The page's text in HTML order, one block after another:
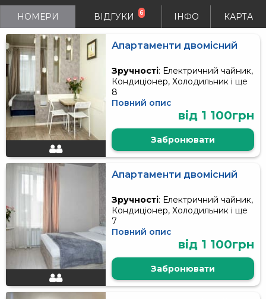
НОМЕРИ ВІДГУКИ 6 ІНФО КАРТА
Апартаменти двомісний
Зручності: Електричний чайник,
Кондиціонер, Холодильник і ще
8
Повний опис
від 1 100грн
Забронювати
Апартаменти двомісний
Зручності: Електричний чайник,
Кондиціонер, Холодильник і ще
7
Повний опис
від 1 100грн
Забронювати